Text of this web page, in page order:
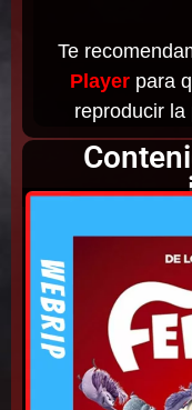
Te
Player para
reproducir